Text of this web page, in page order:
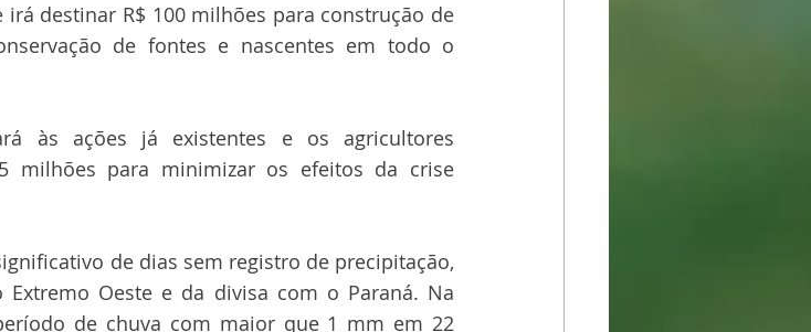
irá destinar R$ 100 milhões para construção de
de fontes e nascentes em todo o
às ações já existentes e os agricultores
milhões para minimizar os efeitos da crise
de dias sem registro de precipitação,
Oeste e da divisa com o Paraná. Na
de chuva com maior que 1 mm em 22